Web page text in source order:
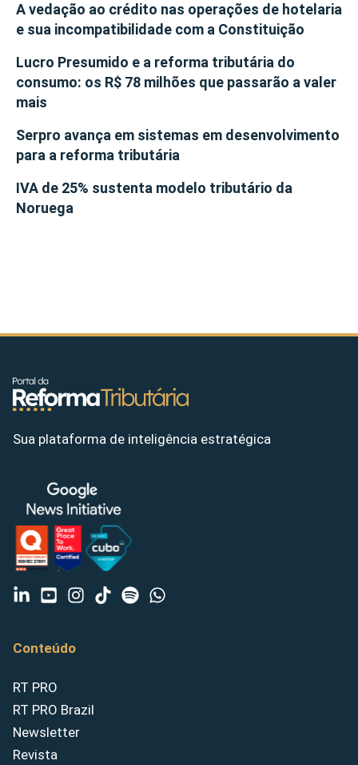
A vedação ao crédito nas operações de hotelaria
e sua incompatibilidade com a Constituição
Lucro Presumido e a reforma tributária do
consumo: os R$ 78 milhões que passarão a valer
mais
Serpro avança em sistemas em desenvolvimento
para a reforma tributária
IVA de 25% sustenta modelo tributário da
Noruega
Sua plataforma de inteligência estratégica
Conteúdo
RT PRO
RT PRO Brazil
Newsletter
Revista